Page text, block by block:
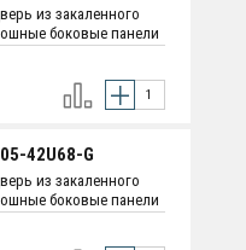
из закаленного
боковые панели
детали - 1.2 мм
самостоятельная
42U68-G
из закаленного
боковые панели
детали - 1.2 мм
самостоятельная